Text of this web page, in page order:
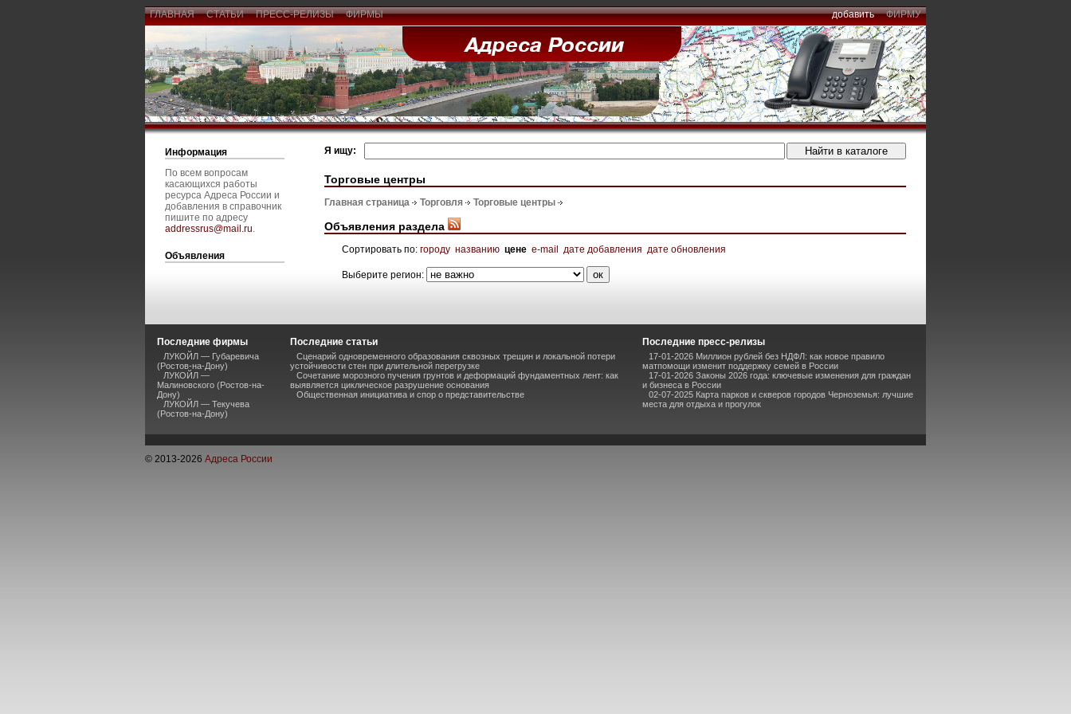
ГЛАВНАЯ СТАТЬИ ПРЕСС-РЕЛИЗЫ ФИРМЫ добавить ФИРМУ
Информация
По всем вопросам
касающихся работы
ресурса Адреса России и
добавления в справочник
пишите по адресу
addressrus@mail.ru.
Объявления
Я ищу:
Торговые центры
Главная страница Торговля Торговые центры
Объявления раздела
Сортировать по: городу названию цене e-mail дате добавления дате обновления
Выберите регион:
Последние фирмы
ЛУКОЙЛ — Губаревича
(Ростов-на-Дону)
ЛУКОЙЛ —
Малиновского (Ростов-на-
Дону)
ЛУКОЙЛ — Текучева
(Ростов-на-Дону)
Последние статьи
Сценарий одновременного образования сквозных трещин и локальной потери
устойчивости стен при длительной перегрузке
Сочетание морозного пучения грунтов и деформаций фундаментных лент: как
выявляется циклическое разрушение основания
Общественная инициатива и спор о представительстве
Последние пресс-релизы
17-01-2026 Миллион рублей без НДФЛ: как новое правило
матпомощи изменит поддержку семей в России
17-01-2026 Законы 2026 года: ключевые изменения для граждан
и бизнеса в России
02-07-2025 Карта парков и скверов городов Черноземья: лучшие
места для отдыха и прогулок
© 2013-2026 Адреса России